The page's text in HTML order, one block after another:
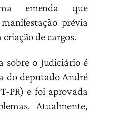
emenda que
prévia
criação de cargos.
sobre o Judiciário é
do deputado André
PR) e foi aprovada
Atualmente,